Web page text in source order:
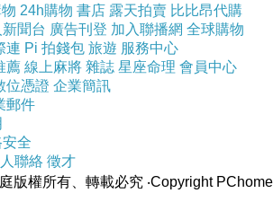
18 18:20:40
吟、情人的尖叫，小三的高潮：
24h購物 書店 露天拍賣 比比昂代購
聞台 廣告刊登 加入聯播網 全球購物
連 Pi 拍錢包 旅遊 服務中心
薦 線上麻將 雜誌 星座命理 會員中心
位憑證 企業簡訊
郵件
全
聯絡 徵才
庭版權所有、轉載必究 ‧Copyright PChome